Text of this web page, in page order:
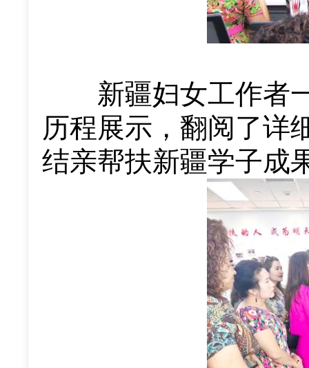
新疆妇女工作者一
历程展示，翻阅了详
结亲帮扶新疆学子成